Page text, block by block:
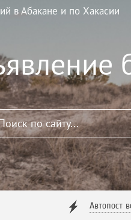
в Абакане и по Хакасии
Автопост